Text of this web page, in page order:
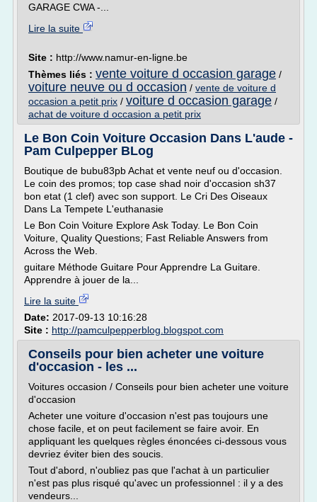
GARAGE CWA -...
Lire la suite
Site : http://www.namur-en-ligne.be
Thèmes liés : vente voiture d occasion garage /
voiture neuve ou d occasion / vente de voiture d
occasion a petit prix / voiture d occasion garage /
achat de voiture d occasion a petit prix
Le Bon Coin Voiture Occasion Dans L'aude -
Pam Culpepper BLog
Boutique de bubu83pb Achat et vente neuf ou d'occasion.
Le coin des promos; top case shad noir d'occasion sh37
bon etat (1 clef) avec son support. Le Cri Des Oiseaux
Dans La Tempete L'euthanasie
Le Bon Coin Voiture Explore Ask Today. Le Bon Coin
Voiture, Quality Questions; Fast Reliable Answers from
Across the Web.
guitare Méthode Guitare Pour Apprendre La Guitare.
Apprendre à jouer de la...
Lire la suite
Date: 2017-09-13 10:16:28
Site : http://pamculpepperblog.blogspot.com
Conseils pour bien acheter une voiture
d'occasion - les ...
Voitures occasion / Conseils pour bien acheter une voiture
d'occasion
Acheter une voiture d'occasion n'est pas toujours une
chose facile, et on peut facilement se faire avoir. En
appliquant les quelques règles énoncées ci-dessous vous
devriez éviter bien des soucis.
Tout d'abord, n'oubliez pas que l'achat à un particulier
n'est pas plus risqué qu'avec un professionnel : il y a des
vendeurs...